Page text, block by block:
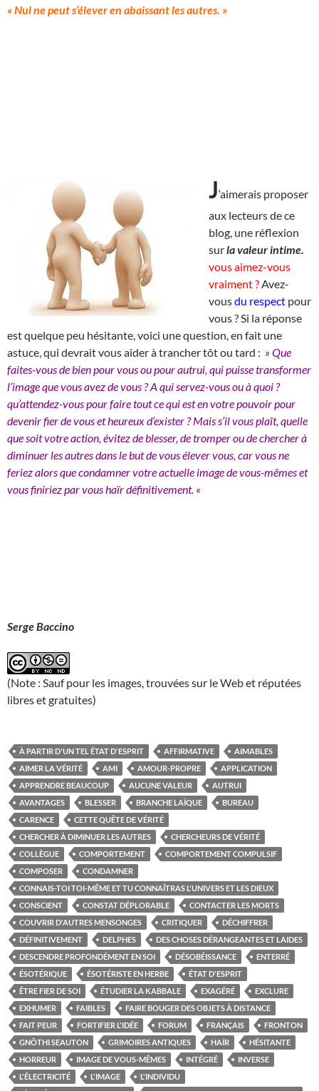
« Nul ne peut s’élever en abaissant les autres. »
J‘aimerais proposer
aux lecteurs de ce
blog, une réflexion
surla valeur intime.
vous aimez-vous
vraiment ? Avez-
vousdu respect pour
vous ? Si la réponse
est quelque peu hésitante, voici une question, en fait une
astuce, qui devrait vous aider à trancher tôt ou tard : » Que
faites-vous de bien pour vous ou pour autrui, qui puisse transformer
l’image que vous avez de vous ? A qui servez-vous ou à quoi ?
qu’attendez-vous pour faire tout ce qui est en votre pouvoir pour
devenir fier de vous et heureux d’exister ? Mais s’il vous plaît, quelle
que soit votre action, évitez de blesser, de tromper ou de chercher à
diminuer les autres dans le but de vous élever vous, car vous ne
feriez alors que condamner votre actuelle image de vous-mêmes et
vous finiriez par vous haïr définitivement. «
Serge Baccino
(Note : Sauf pour les images, trouvées sur le Web et réputées
libres et gratuites)
À PARTIR D'UN TEL ÉTAT D'ESPRIT AFFIRMATIVE
AIMABLES
AIMER LA VÉRITÉ
AMI AMOUR-PROPRE
APPLICATION
APPRENDRE BEAUCOUP
AUCUNE VALEUR
AUTRUI
AVANTAGES
BLESSER BRANCHE LAÏQUE
BUREAU
CARENCE
CETTE QUÊTE DE VÉRITÉ
CHERCHER À DIMINUER LES AUTRES
CHERCHEURS DE VÉRITÉ
COLLÈGUE
COMPORTEMENT
COMPORTEMENT COMPULSIF
COMPOSER
CONDAMNER
CONNAIS-TOI TOI-MÊME ET TU CONNAÎTRAS L'UNIVERS ET LES DIEUX
CONSCIENT
CONSTAT DÉPLORABLE
CONTACTER LES MORTS
COUVRIR D'AUTRES MENSONGES
CRITIQUER
DÉCHIFFRER
DÉFINITIVEMENT
DELPHES
DES CHOSES DÉRANGEANTES ET LAIDES
DESCENDRE PROFONDÉMENT EN SOI
DÉSOBÉISSANCE
ENTERRÉ
ÉSOTÉRIQUE
ÉSOTÉRISTE EN HERBE
ÉTAT D'ESPRIT
ÊTRE FIER DE SOI
ÉTUDIER LA KABBALE EXAGÉRÉ
EXCLURE
EXHUMER
FAIBLES
FAIRE BOUGER DES OBJETS À DISTANCE
FAIT PEUR
FORTIFIER L'IDÉE FORUM FRANÇAIS
FRONTON
GNÔTHI SEAUTON
GRIMOIRES ANTIQUES HAÏR
HÉSITANTE
HORREUR
IMAGE DE VOUS-MÊMES INTÉGRÉ
INVERSE
L'ÉLECTRICITÉ
L'IMAGE
L'INDIVIDU